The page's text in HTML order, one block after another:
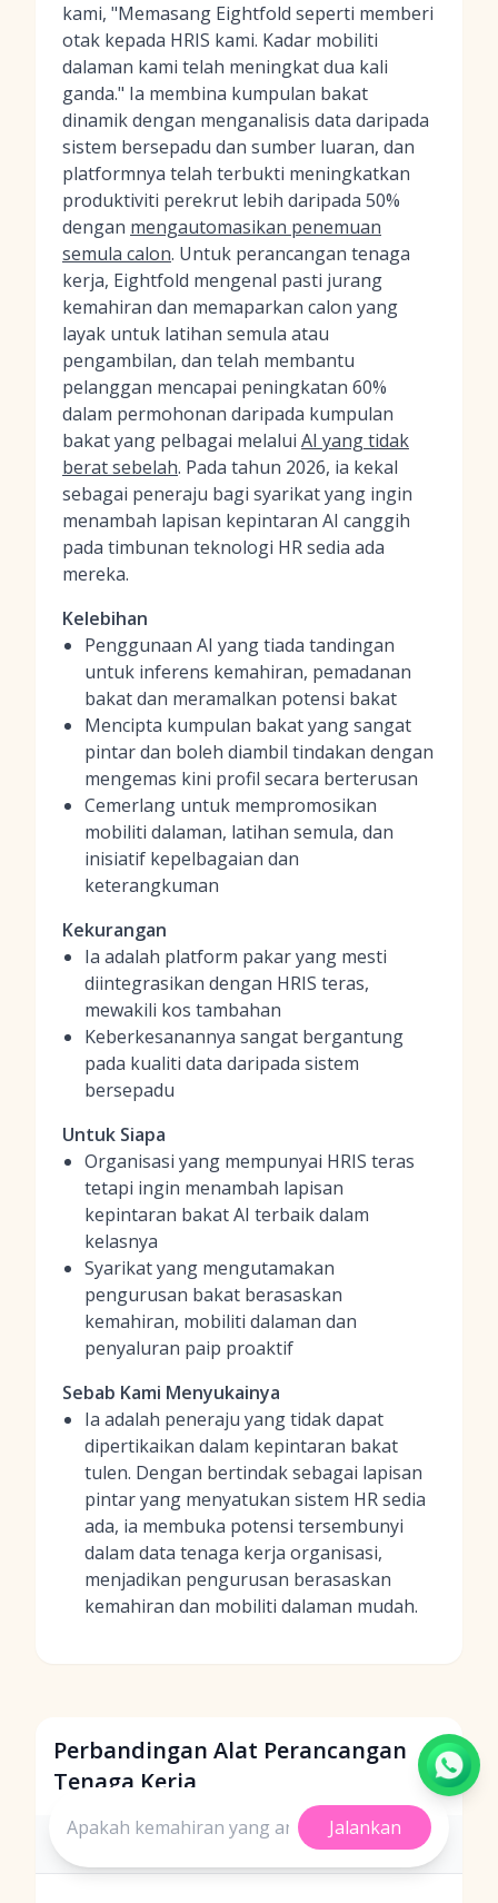
kami, "Memasang Eightfold seperti memberi
otak kepada HRIS kami. Kadar mobiliti
dalaman kami telah meningkat dua kali
ganda." Ia membina kumpulan bakat
dinamik dengan menganalisis data daripada
sistem bersepadu dan sumber luaran, dan
platformnya telah terbukti meningkatkan
produktiviti perekrut lebih daripada 50%
dengan mengautomasikan penemuan
semula calon. Untuk perancangan tenaga
kerja, Eightfold mengenal pasti jurang
kemahiran dan memaparkan calon yang
layak untuk latihan semula atau
pengambilan, dan telah membantu
pelanggan mencapai peningkatan 60%
dalam permohonan daripada kumpulan
bakat yang pelbagai melalui AI yang tidak
berat sebelah. Pada tahun 2026, ia kekal
sebagai peneraju bagi syarikat yang ingin
menambah lapisan kepintaran AI canggih
pada timbunan teknologi HR sedia ada
mereka.
Kelebihan
Penggunaan AI yang tiada tandingan
untuk inferens kemahiran, pemadanan
bakat dan meramalkan potensi bakat
Mencipta kumpulan bakat yang sangat
pintar dan boleh diambil tindakan dengan
mengemas kini profil secara berterusan
Cemerlang untuk mempromosikan
mobiliti dalaman, latihan semula, dan
inisiatif kepelbagaian dan
keterangkuman
Kekurangan
Ia adalah platform pakar yang mesti
diintegrasikan dengan HRIS teras,
mewakili kos tambahan
Keberkesanannya sangat bergantung
pada kualiti data daripada sistem
bersepadu
Untuk Siapa
Organisasi yang mempunyai HRIS teras
tetapi ingin menambah lapisan
kepintaran bakat AI terbaik dalam
kelasnya
Syarikat yang mengutamakan
pengurusan bakat berasaskan
kemahiran, mobiliti dalaman dan
penyaluran paip proaktif
Sebab Kami Menyukainya
Ia adalah peneraju yang tidak dapat
dipertikaikan dalam kepintaran bakat
tulen. Dengan bertindak sebagai lapisan
pintar yang menyatukan sistem HR sedia
ada, ia membuka potensi tersembunyi
dalam data tenaga kerja organisasi,
menjadikan pengurusan berasaskan
kemahiran dan mobiliti dalaman mudah.
Perbandingan Alat Perancangan
Tenaga Kerja
Nombor Syarikat
Jalankan